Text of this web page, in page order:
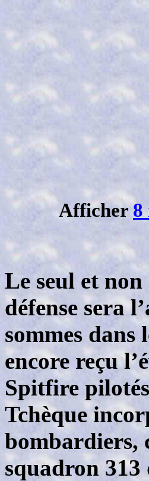
Afficher8
Le seul et
défense sera
sommes dans
encore reçu
Spitfire
Tchèque
bombardiers,
squadron